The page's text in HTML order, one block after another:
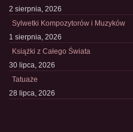
2 sierpnia, 2026
Sylwetki Kompozytorów i Muzyków
1 sierpnia, 2026
Książki z Całego Świata
30 lipca, 2026
Tatuaże
28 lipca, 2026